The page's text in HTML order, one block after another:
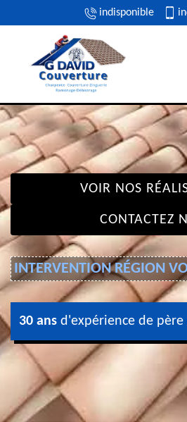
indisponible
VOIR NOS
CONTACTEZ
INTERVENTION RÉGION
30 ans d'expérience de père